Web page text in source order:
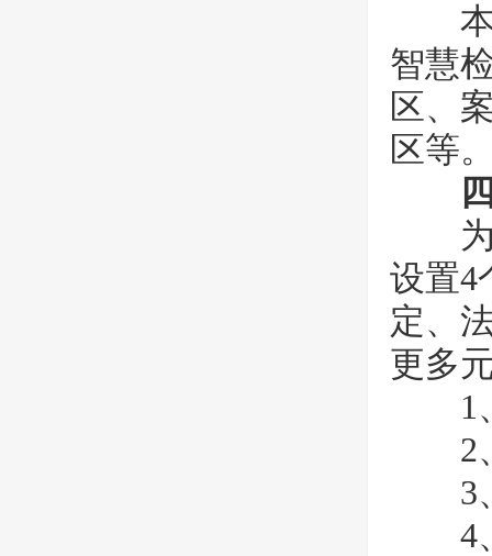
本
智慧
区、
区等
四
为
设置4
定、
更多
1、
2、
3、
4、